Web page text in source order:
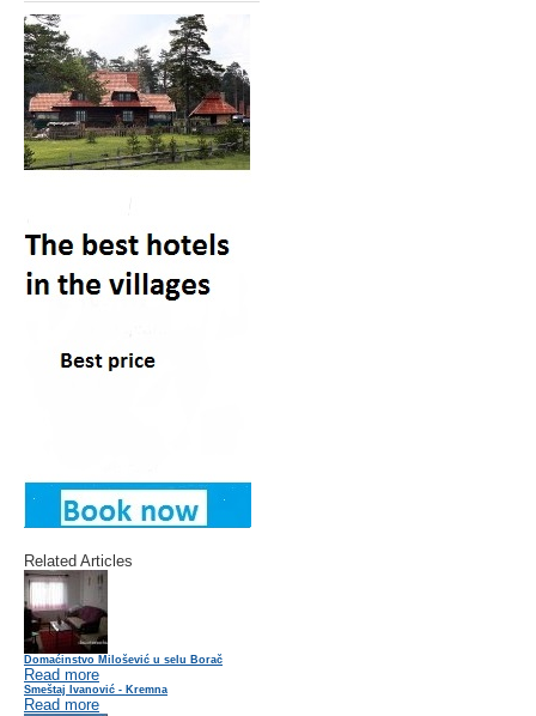
Related Articles
Domaćinstvo Milošević u selu Borač
Read more
Smeštaj Ivanović - Kremna
Read more